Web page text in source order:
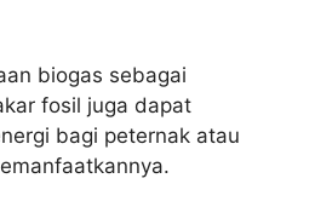
biogas sebagai
fosil juga dapat
bagi peternak atau